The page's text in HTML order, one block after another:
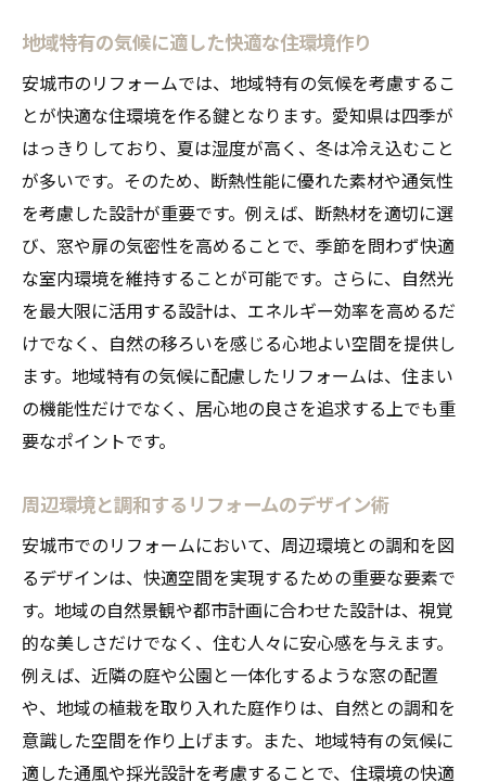
地域特有の気候に適した快適な住環境作り
安城市のリフォームでは、地域特有の気候を考慮するこ
とが快適な住環境を作る鍵となります。愛知県は四季が
はっきりしており、夏は湿度が高く、冬は冷え込むこと
が多いです。そのため、断熱性能に優れた素材や通気性
を考慮した設計が重要です。例えば、断熱材を適切に選
び、窓や扉の気密性を高めることで、季節を問わず快適
な室内環境を維持することが可能です。さらに、自然光
を最大限に活用する設計は、エネルギー効率を高めるだ
けでなく、自然の移ろいを感じる心地よい空間を提供し
ます。地域特有の気候に配慮したリフォームは、住まい
の機能性だけでなく、居心地の良さを追求する上でも重
要なポイントです。
周辺環境と調和するリフォームのデザイン術
安城市でのリフォームにおいて、周辺環境との調和を図
るデザインは、快適空間を実現するための重要な要素で
す。地域の自然景観や都市計画に合わせた設計は、視覚
的な美しさだけでなく、住む人々に安心感を与えます。
例えば、近隣の庭や公園と一体化するような窓の配置
や、地域の植栽を取り入れた庭作りは、自然との調和を
意識した空間を作り上げます。また、地域特有の気候に
適した通風や採光設計を考慮することで、住環境の快適